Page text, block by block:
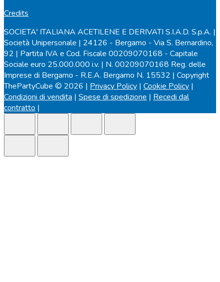
Credits
SOCIETA' ITALIANA ACETILENE E DERIVATI S.I.A.D. S.p.A. |
Società Unipersonale | 24126 - Bergamo - Via S. Bernardino,
92 | Partita IVA e Cod. Fiscale 00209070168 - Capitale
Sociale euro 25.000.000 i.v. | N. 00209070168 Reg. delle
Imprese di Bergamo - R.E.A. Bergamo N. 15532 | Copyright
ThePartyCube © 2026 | Privacy Policy | Cookie Policy |
Condizioni di vendita | Spese di spedizione | Recedi dal
contratto |